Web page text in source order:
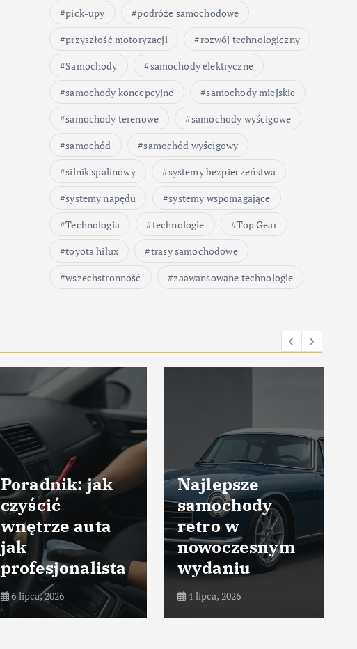
pick-upy
podróże samochodowe
przyszłość motoryzacji
rozwój technologiczny
Samochody
samochody elektryczne
samochody koncepcyjne
samochody miejskie
samochody terenowe
samochody wyścigowe
samochód
samochód wyścigowy
silnik spalinowy
systemy bezpieczeństwa
systemy napędu
systemy wspomagające
Technologia
technologie
Top Gear
toyota hilux
trasy samochodowe
wszechstronność
zaawansowane technologie
Poradnik: jak
czyścić
wnętrze auta
jak
profesjonalista
6 lipca, 2026
Najlepsze
samochody
retro w
nowoczesnym
wydaniu
4 lipca, 2026